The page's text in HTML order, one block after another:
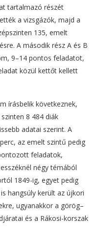
tartalmazó részét
a vizsgázók, majd a
135, emelt
A második rész A és B
9–14 pontos feladatot,
közül kettőt kellett
írásbelik következnek,
8 484 diák
adatai szerint. A
az emelt szintű pedig
feladatok,
négy témából
1849-ig, egyet pedig
hangsúly került az újkori
ugyanakkor a görög–
és a Rákosi-korszak